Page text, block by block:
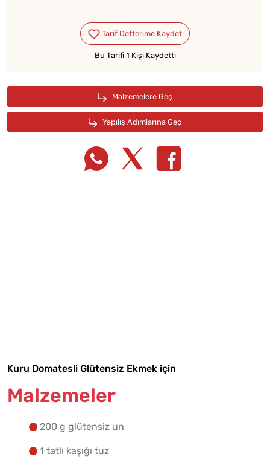
Bu Tarifi 1 Kişi Kaydetti
Kuru Domatesli Glütensiz Ekmek için
Malzemeler
200 g glütensiz un
1 tatlı kaşığı tuz